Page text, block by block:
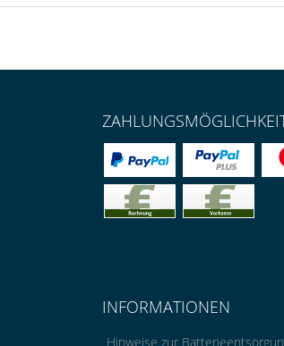
INFORMATIONEN
Hinweise zur